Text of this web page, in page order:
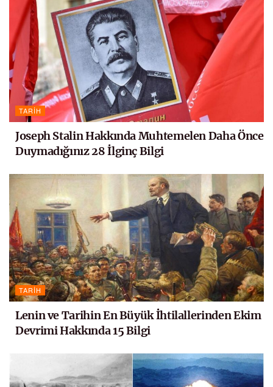
TARIH
Joseph Stalin Hakkında Muhtemelen Daha Önce
Duymadığınız 28 İlginç Bilgi
TARIH
Lenin ve Tarihin En Büyük İhtilallerinden Ekim
Devrimi Hakkında 15 Bilgi